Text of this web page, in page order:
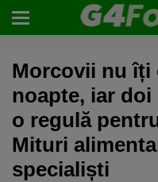
Morcovii nu îți
noapte, iar
o regulă
Mituri
specialiști